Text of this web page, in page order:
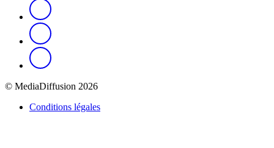
© MediaDiffusion 2026
Conditions légales